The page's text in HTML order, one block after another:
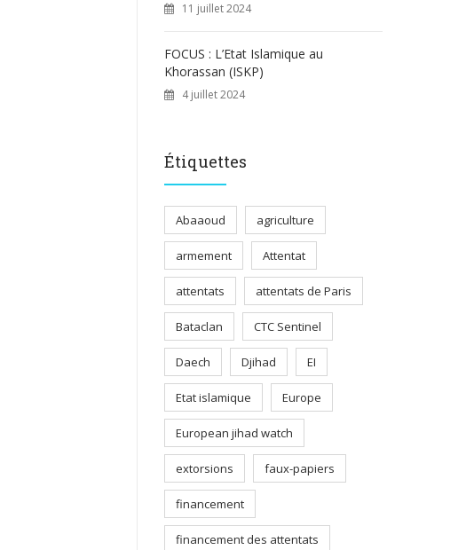
11 juillet 2024
FOCUS : L’Etat Islamique au
Khorassan (ISKP)
4 juillet 2024
Étiquettes
Abaaoud agriculture
armement Attentat
attentats attentats de Paris
Bataclan CTC Sentinel
Daech Djihad EI
Etat islamique Europe
European jihad watch
extorsions faux-papiers
financement
financement des attentats